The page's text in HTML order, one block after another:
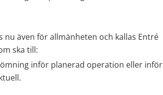
även för allmänheten och kallas Entré
ska till:
inför planerad operation eller inför